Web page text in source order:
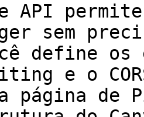
API
sem
define os
e o
página de